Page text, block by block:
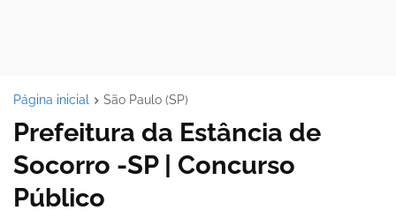
Página inicial São Paulo (SP)
Prefeitura da Estância de
Socorro -SP | Concurso
Público